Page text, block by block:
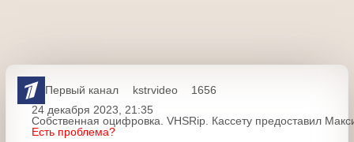
Первый канал kstrvideo
24 декабря 2023, 21:35
Собственная оцифровка. VHSRip. Кассету предоставил